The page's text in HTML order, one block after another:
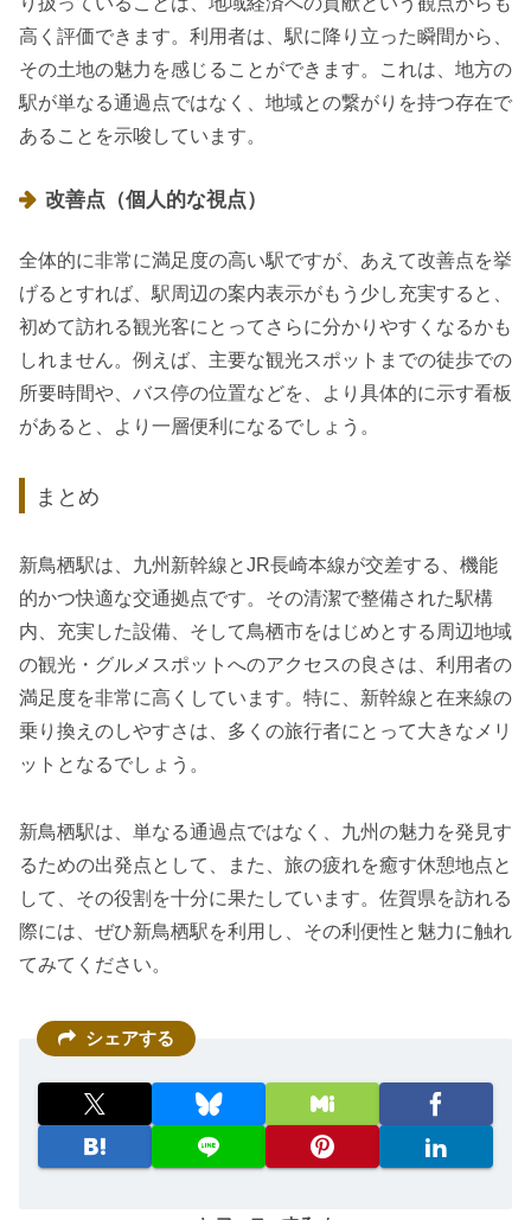
高く評価できます。利用者は、駅に降り立った瞬間から、
その土地の魅力を感じることができます。これは、地方の
駅が単なる通過点ではなく、地域との繋がりを持つ存在で
あることを示唆しています。
改善点（個人的な視点）
全体的に非常に満足度の高い駅ですが、あえて改善点を挙
げるとすれば、駅周辺の案内表示がもう少し充実すると、
初めて訪れる観光客にとってさらに分かりやすくなるかも
しれません。例えば、主要な観光スポットまでの徒歩での
所要時間や、バス停の位置などを、より具体的に示す看板
があると、より一層便利になるでしょう。
まとめ
新鳥栖駅は、九州新幹線とJR長崎本線が交差する、機能
的かつ快適な交通拠点です。その清潔で整備された駅構
内、充実した設備、そして鳥栖市をはじめとする周辺地域
の観光・グルメスポットへのアクセスの良さは、利用者の
満足度を非常に高くしています。特に、新幹線と在来線の
乗り換えのしやすさは、多くの旅行者にとって大きなメリ
ットとなるでしょう。
新鳥栖駅は、単なる通過点ではなく、九州の魅力を発見す
るための出発点として、また、旅の疲れを癒す休憩地点と
して、その役割を十分に果たしています。佐賀県を訪れる
際には、ぜひ新鳥栖駅を利用し、その利便性と魅力に触れ
てみてください。
シェアする